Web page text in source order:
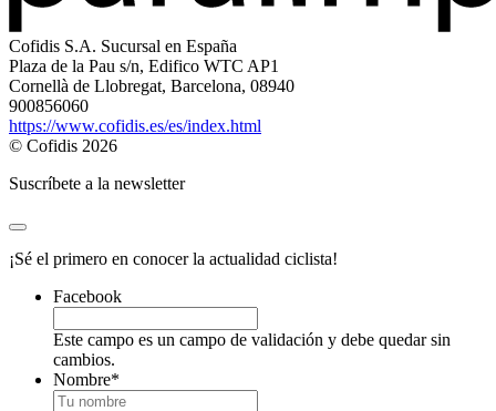
Cofidis S.A. Sucursal en España
Plaza de la Pau s/n, Edifico WTC AP1
Cornellà de Llobregat, Barcelona, 08940
900856060
https://www.cofidis.es/es/index.html
© Cofidis 2026
Suscríbete a la newsletter
¡Sé el primero en conocer la actualidad ciclista!
Facebook
Este campo es un campo de validación y debe quedar sin
cambios.
Nombre*